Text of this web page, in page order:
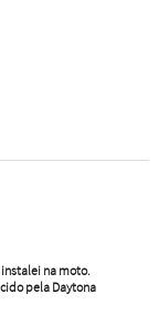
na moto.
pela Daytona